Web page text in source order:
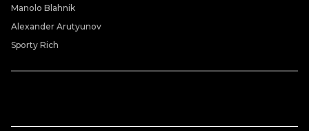
Manolo Blahnik
Alexander Arutyunov
Sporty Rich